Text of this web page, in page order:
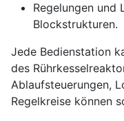
Regelungen und
Blockstrukturen.
Jede Bedienstation
des
Ablaufsteuerungen,
Regelkreise können